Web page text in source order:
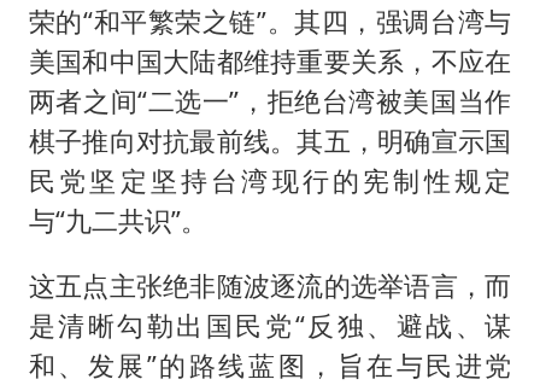
荣的“和平繁荣之链”。其四，强调台湾与
美国和中国大陆都维持重要关系，不应在
两者之间“二选一”，拒绝台湾被美国当作
棋子推向对抗最前线。其五，明确宣示国
民党坚定坚持台湾现行的宪制性规定
与“九二共识”。
这五点主张绝非随波逐流的选举语言，而
是清晰勾勒出国民党“反独、避战、谋
和、发展”的路线蓝图，旨在与民进党